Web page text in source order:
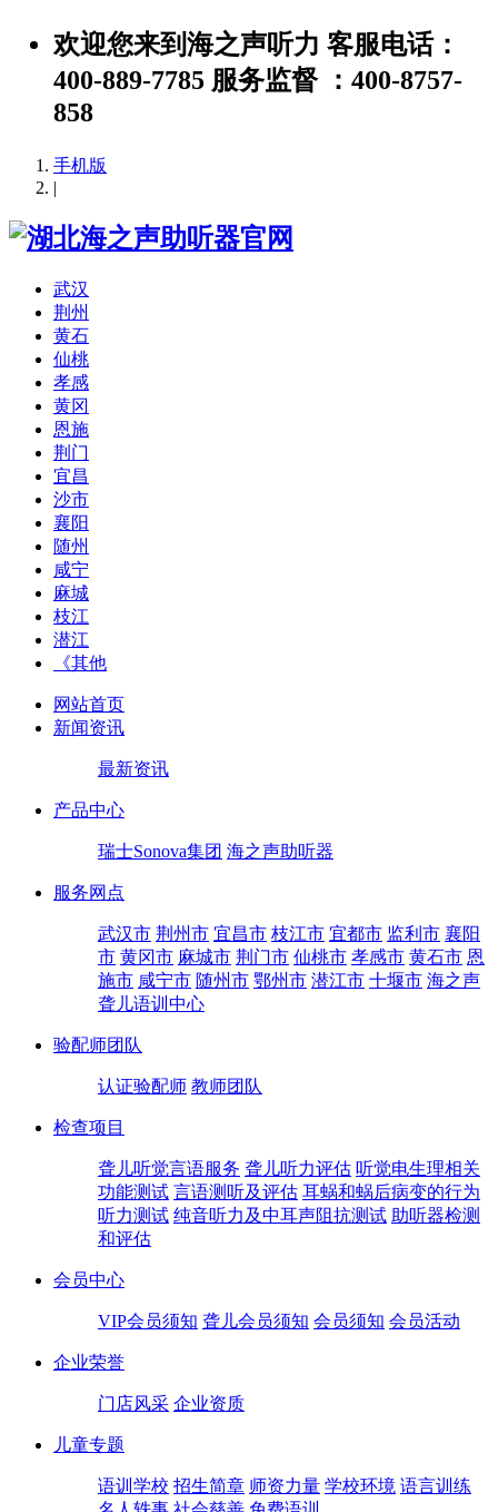
欢迎您来到海之声听力 客服电话：
400-889-7785 服务监督 ：400-8757-
858
手机版
|
武汉
荆州
黄石
仙桃
孝感
黄冈
恩施
荆门
宜昌
沙市
襄阳
随州
咸宁
麻城
枝江
潜江
《其他
网站首页
新闻资讯
最新资讯
产品中心
瑞士Sonova集团 海之声助听器
服务网点
武汉市 荆州市 宜昌市 枝江市 宜都市 监利市 襄阳
市 黄冈市 麻城市 荆门市 仙桃市 孝感市 黄石市 恩
施市 咸宁市 随州市 鄂州市 潜江市 十堰市 海之声
聋儿语训中心
验配师团队
认证验配师 教师团队
检查项目
聋儿听觉言语服务 聋儿听力评估 听觉电生理相关
功能测试 言语测听及评估 耳蜗和蜗后病变的行为
听力测试 纯音听力及中耳声阻抗测试 助听器检测
和评估
会员中心
VIP会员须知 聋儿会员须知 会员须知 会员活动
企业荣誉
门店风采 企业资质
儿童专题
语训学校 招生简章 师资力量 学校环境 语言训练